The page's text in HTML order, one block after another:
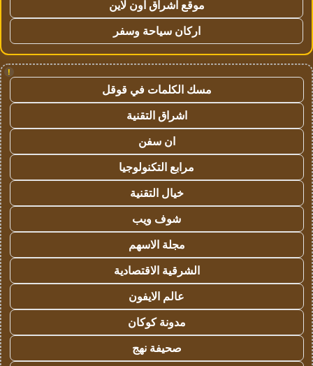
موقع اشراق اون لاين
اركان سياحة وسفر
!
مسك الكلمات في قوقل
اشراق التقنية
ان سفن
مرابع التكنولوجيا
خيال التقنية
شوف ويب
مجلة الاسهم
الشرقية الاقتصادية
عالم الايفون
مدونة كوكان
صحيفة نهج